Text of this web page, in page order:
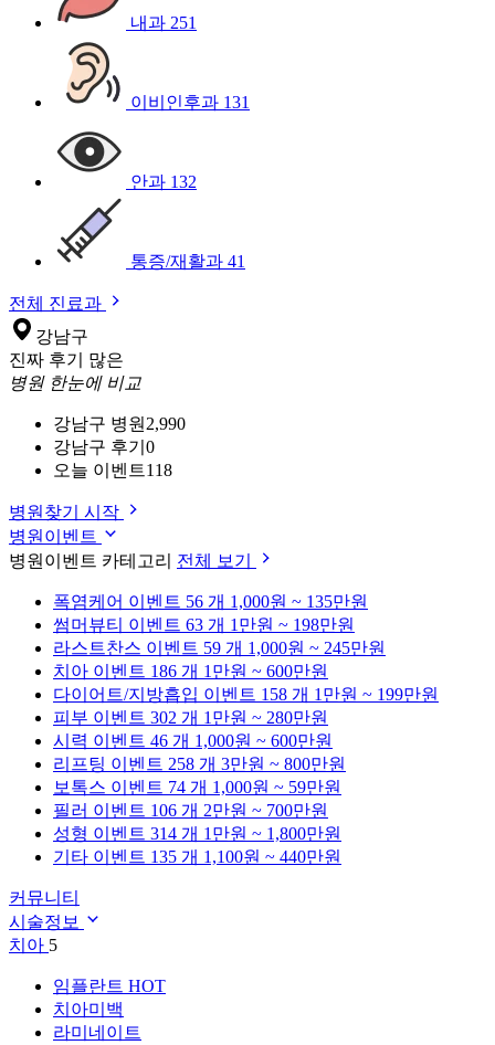
내과 251
이비인후과 131
안과 132
통증/재활과 41
전체 진료과
강남구
진짜 후기 많은
병원 한눈에 비교
강남구 병원 2,990
강남구 후기 0
오늘 이벤트118
병원찾기 시작
병원이벤트
병원이벤트 카테고리 전체 보기
폭염케어 이벤트 56 개 1,000원 ~ 135만원
썸머뷰티 이벤트 63 개 1만원 ~ 198만원
라스트찬스 이벤트 59 개 1,000원 ~ 245만원
치아 이벤트 186 개 1만원 ~ 600만원
다이어트/지방흡입 이벤트 158 개 1만원 ~ 199만원
피부 이벤트 302 개 1만원 ~ 280만원
시력 이벤트 46 개 1,000원 ~ 600만원
리프팅 이벤트 258 개 3만원 ~ 800만원
보톡스 이벤트 74 개 1,000원 ~ 59만원
필러 이벤트 106 개 2만원 ~ 700만원
성형 이벤트 314 개 1만원 ~ 1,800만원
기타 이벤트 135 개 1,100원 ~ 440만원
커뮤니티
시술정보
치아 5
임플란트 HOT
치아미백
라미네이트